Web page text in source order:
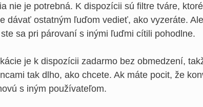
nie je potrebná. K dispozícii sú filtre tváre,
dávať ostatným ľuďom vedieť, ako vyzeráte.
sa pri párovaní s inými ľuďmi cítili pohodlne.
je k dispozícii zadarmo bez obmedzení,
tak dlho, ako chcete. Ak máte pocit, že
s iným používateľom.